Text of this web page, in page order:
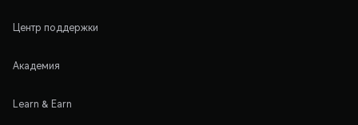
Центр поддержки
Академия
Learn & Earn